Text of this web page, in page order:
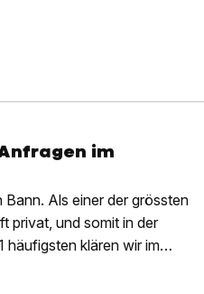
im
Als einer der grössten
privat, und somit in der
häufigsten klären wir im